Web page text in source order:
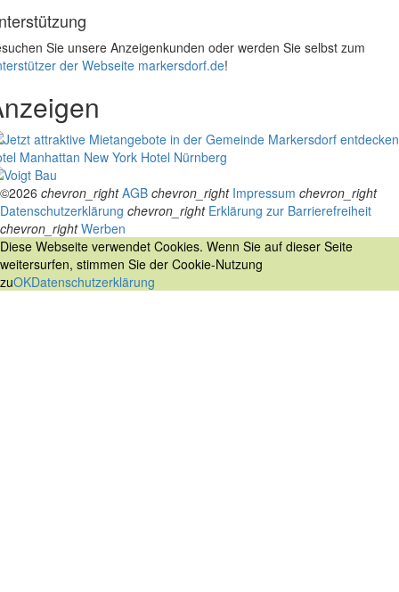
Sie unsere Anzeigenkunden oder werden Sie selbst zum
der Webseite markersdorf.de!
Manhattan New York Hotel Nürnberg
©2026 chevron_right AGB chevron_right Impressum chevron_right
Datenschutzerklärung chevron_right Erklärung zur Barrierefreiheit
chevron_right Werben
Diese Webseite verwendet Cookies. Wenn Sie auf dieser Seite
weitersurfen, stimmen Sie der Cookie-Nutzung
zuOKDatenschutzerklärung